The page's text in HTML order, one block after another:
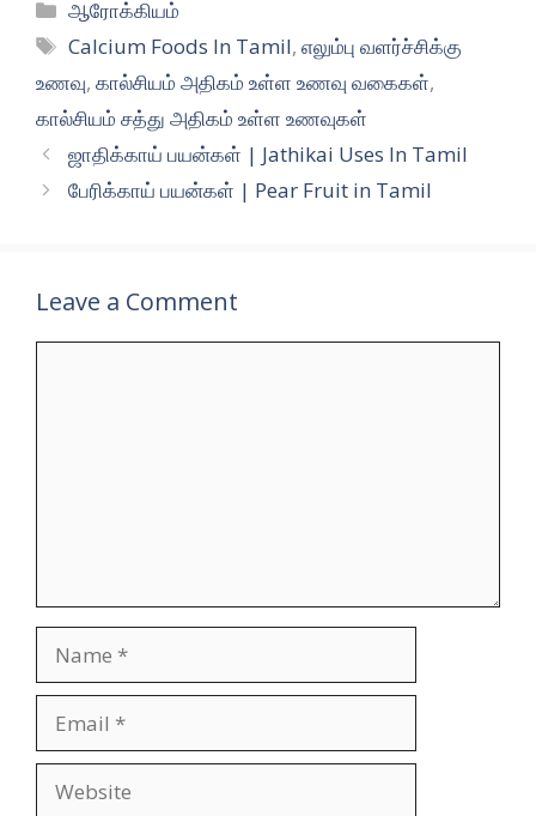
Categories
ஆரோக்கியம்
Tags
Calcium Foods In Tamil,எலும்பு வளர்ச்சிக்கு
உணவு, கால்சியம் அதிகம் உள்ள உணவு வகைகள்,
கால்சியம் சத்து அதிகம் உள்ள உணவுகள்
ஜாதிக்காய் பயன்கள் | Jathikai Uses In Tamil
பேரிக்காய் பயன்கள் | Pear Fruit in Tamil
Leave a Comment